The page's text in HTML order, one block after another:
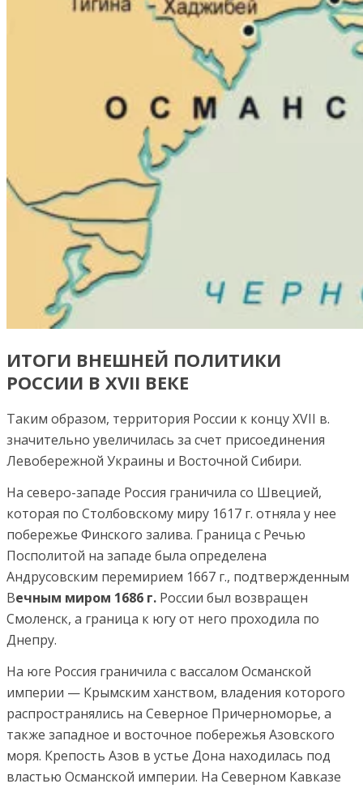
ИТОГИ ВНЕШНЕЙ ПОЛИТИКИ
РОССИИ В XVII ВЕКЕ
Таким образом, территория России к концу XVII в.
значительно увеличилась за счет присоединения
Левобережной Украины и Восточной Сибири.
На северо-западе Россия граничила со Швецией,
которая по Столбовскому миру 1617 г. отняла у нее
побережье Финского залива. Граница с Речью
Посполитой на западе была определена
Андрусовским перемирием 1667 г., подтвержденным
Вечным миром 1686 г. России был возвращен
Смоленск, а граница к югу от него проходила по
Днепру.
На юге Россия граничила с вассалом Османской
империи — Крымским ханством, владения которого
распространялись на Северное Причерноморье, а
также западное и восточное побережья Азовского
моря. Крепость Азов в устье Дона находилась под
властью Османской империи. На Северном Кавказе